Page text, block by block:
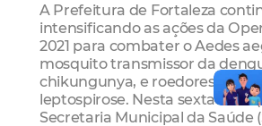
A Prefeitura de Fortaleza
intensificando as ações da
2021 para combater o Aedes
mosquito transmissor da
chikungunya, e roedores, vetor
leptospirose. Nesta sexta-feira
Secretaria Municipal da Saúde